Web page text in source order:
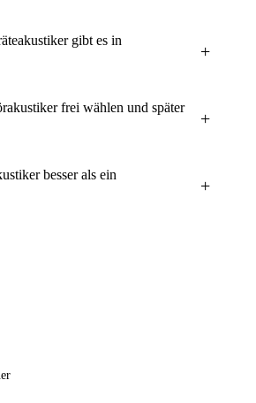
gibt es in
frei wählen und später
besser als ein